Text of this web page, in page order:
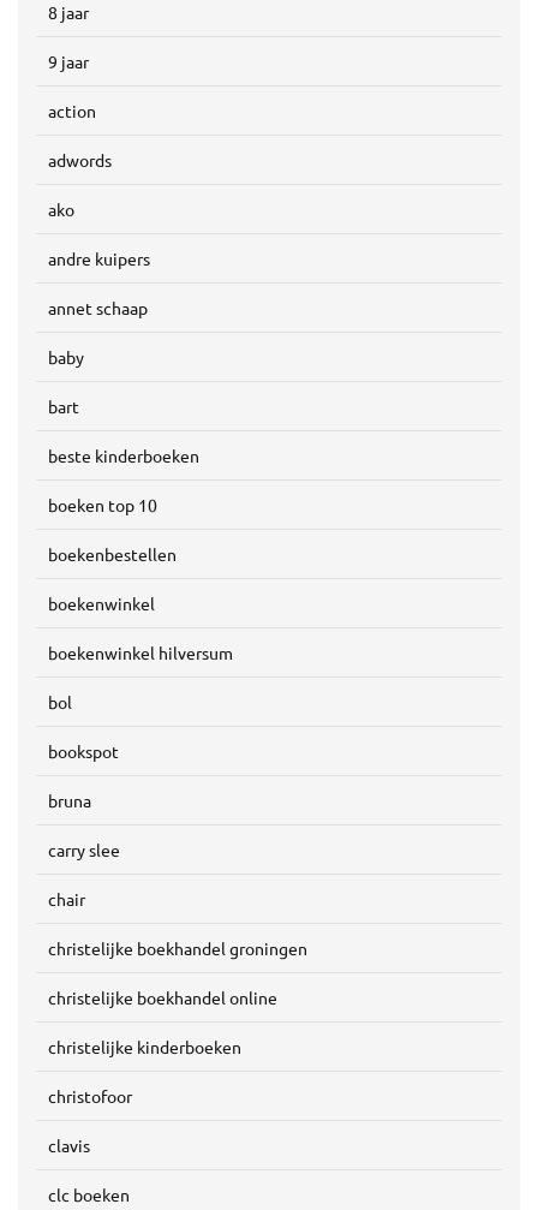
8 jaar
9 jaar
action
adwords
ako
andre kuipers
annet schaap
baby
bart
beste kinderboeken
boeken top 10
boekenbestellen
boekenwinkel
boekenwinkel hilversum
bol
bookspot
bruna
carry slee
chair
christelijke boekhandel groningen
christelijke boekhandel online
christelijke kinderboeken
christofoor
clavis
clc boeken